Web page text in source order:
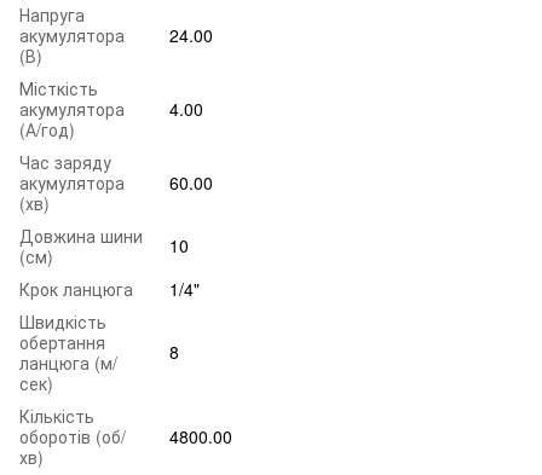
Напруга
акумулятора
(В)
24.00
Місткість
акумулятора
(А/год)
4.00
Час заряду
акумулятора
(хв)
60.00
Довжина шини
(см)
10
Крок ланцюга
1/4"
Швидкість
обертання
ланцюга (м/
сек)
8
Кількість
оборотів (об/
хв)
4800.00